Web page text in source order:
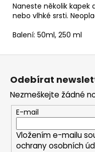
Naneste několik
nebo vlhké srsti.
Balení: 50ml, 250 ml
Z
Odebírat
Nezmeškejte žádné
E-mail
Vložením e-mailu
ochrany osobních